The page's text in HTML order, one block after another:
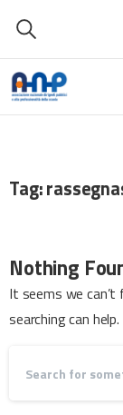
Tag:
Nothing
It seems we can’t
searching can help.